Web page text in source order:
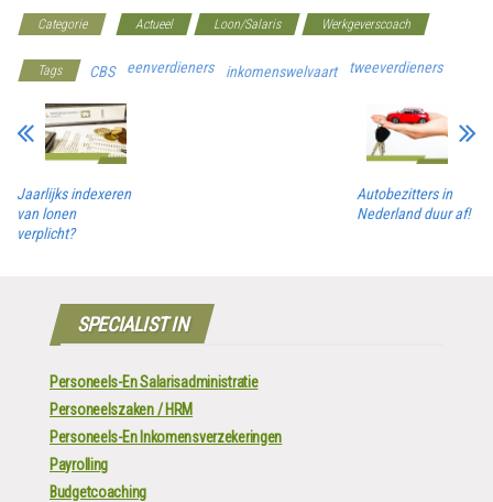
Categorie Actueel Loon/Salaris Werkgeverscoach
Tags CBS eenverdieners inkomenswelvaart tweeverdieners
Jaarlijks indexeren
van lonen
verplicht?
Autobezitters in
Nederland duur af!
SPECIALIST IN
Personeels-En Salarisadministratie
Personeelszaken / HRM
Personeels-En Inkomensverzekeringen
Payrolling
Budgetcoaching